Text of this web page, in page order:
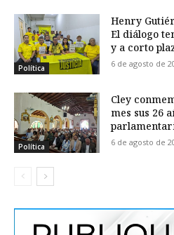
Política
Henry
El diálogo
y a corto
6 de agosto de
Política
Cley
mes sus 26
6 de agosto de